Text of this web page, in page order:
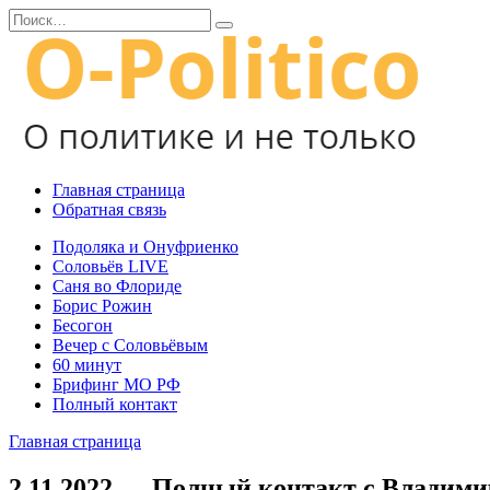
Перейти
к
содержанию
Search
for:
Главная страница
Обратная связь
Подоляка и Онуфриенко
Соловьёв LIVE
Саня во Флориде
Борис Рожин
Бесогон
Вечер с Соловьёвым
60 минут
Брифинг МО РФ
Полный контакт
Главная страница